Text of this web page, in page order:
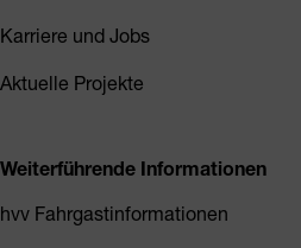
Karriere und Jobs
Aktuelle Projekte
Weiterführende Informationen
hvv Fahrgastinformationen